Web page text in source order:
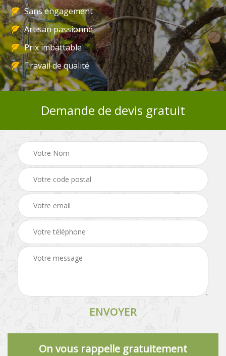
Sans engagement
Artisan passionné
Prix imbattable
Travail de qualité
Demande de devis gratuit
On vous rappelle gratuitement